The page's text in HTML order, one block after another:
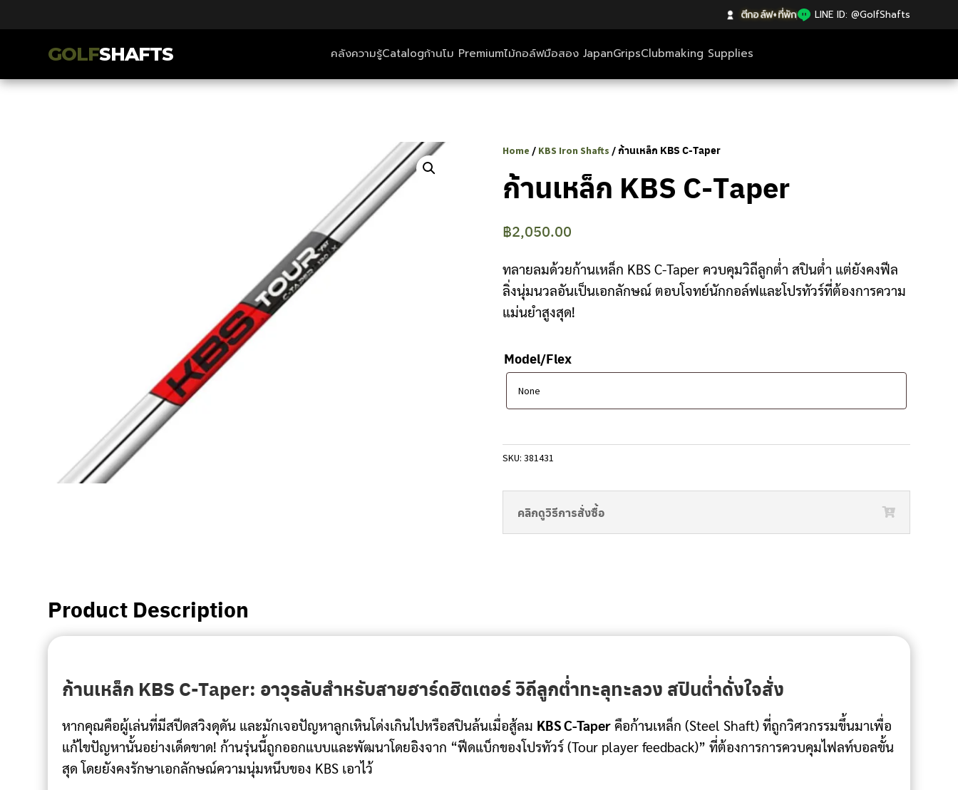
ตีกอล์ฟ+ที่พัก| LINE ID: @GolfShafts
GOLFSHAFTS คลังความรู้Catalogก้านโม Premiumไม้กอล์ฟมือสอง JapanGripsClubmaking Supplies
Home / KBS Iron Shafts / ก้านเหล็ก KBS C-Taper
ก้านเหล็ก KBS C-Taper
฿2,050.00
ทลายลมด้วยก้านเหล็ก KBS C-Taper ควบคุมวิถีลูกต่ำ สปินต่ำ แต่ยังคงฟีล
ลิ่งนุ่มนวลอันเป็นเอกลักษณ์ ตอบโจทย์นักกอล์ฟและโปรทัวร์ที่ต้องการความ
แม่นยำสูงสุด!
Model/Flex
SKU:381431
คลิกดูวิธีการสั่งซื้อ
Product Description
ก้านเหล็ก KBS C-Taper: อาวุธลับสำหรับสายฮาร์ดฮิตเตอร์ วิถีลูกต่ำทะลุทะลวง สปินต่ำดั่งใจสั่ง
หากคุณคือผู้เล่นที่มีสปีดสวิงดุดัน และมักเจอปัญหาลูกเหินโด่งเกินไปหรือสปินล้นเมื่อสู้ลม KBS C-Taper คือก้านเหล็ก (Steel Shaft) ที่ถูกวิศวกรรมขึ้นมาเพื่อ
แก้ไขปัญหานั้นอย่างเด็ดขาด! ก้านรุ่นนี้ถูกออกแบบและพัฒนาโดยอิงจาก “ฟีดแบ็กของโปรทัวร์ (Tour player feedback)” ที่ต้องการการควบคุมไฟลท์บอลขั้น
สุด โดยยังคงรักษาเอกลักษณ์ความนุ่มหนึบของ KBS เอาไว้